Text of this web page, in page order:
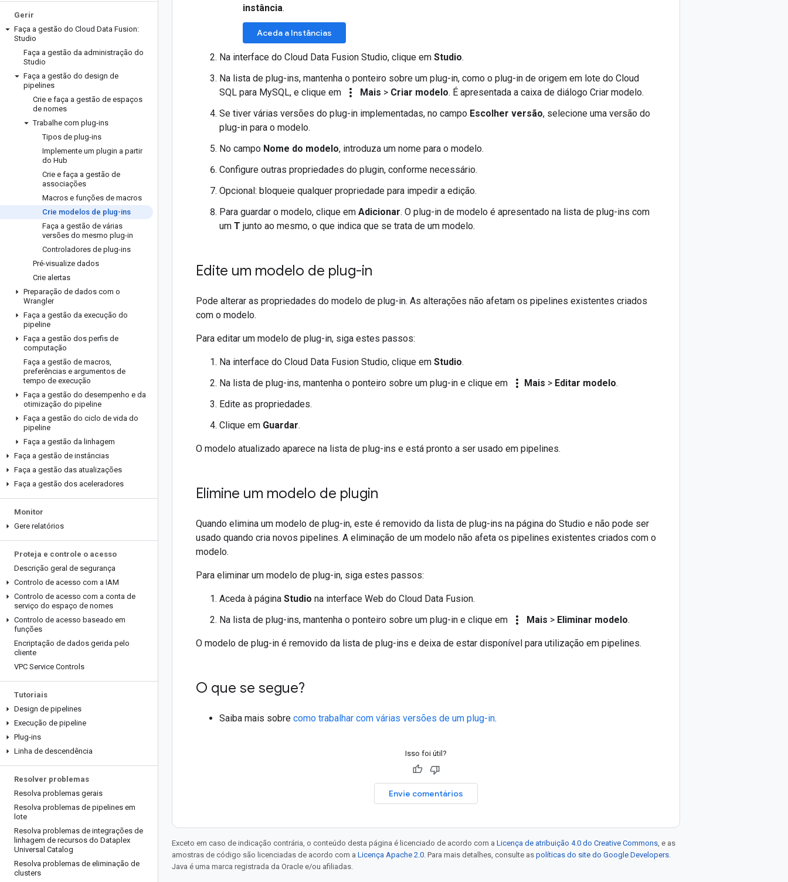
Gerir
Faça a gestão do Cloud Data Fusion:
Studio
Faça a gestão da administração do
Studio
Faça a gestão do design de
pipelines
Crie e faça a gestão de espaços
de nomes
Trabalhe com plug-ins
Tipos de plug-ins
Implemente um plugin a partir
do Hub
Crie e faça a gestão de
associações
Macros e funções de macros
Crie modelos de plug-ins
Faça a gestão de várias
versões do mesmo plug-in
Controladores de plug-ins
Pré-visualize dados
Crie alertas
Preparação de dados com o
Wrangler
Faça a gestão da execução do
pipeline
Faça a gestão dos perfis de
computação
Faça a gestão de macros,
preferências e argumentos de
tempo de execução
Faça a gestão do desempenho e da
otimização do pipeline
Faça a gestão do ciclo de vida do
pipeline
Faça a gestão da linhagem
Faça a gestão de instâncias
Faça a gestão das atualizações
Faça a gestão dos aceleradores
Monitor
Gere relatórios
Proteja e controle o acesso
Descrição geral de segurança
Controlo de acesso com a IAM
Controlo de acesso com a conta de
serviço do espaço de nomes
Controlo de acesso baseado em
funções
Encriptação de dados gerida pelo
cliente
VPC Service Controls
Tutoriais
Design de pipelines
Execução de pipeline
Plug-ins
Linha de descendência
Resolver problemas
Resolva problemas gerais
Resolva problemas de pipelines em
lote
Resolva problemas de integrações de
linhagem de recursos do Dataplex
Universal Catalog
Resolva problemas de eliminação de
clusters
instância.
Aceda a Instâncias
Na interface do Cloud Data Fusion Studio, clique em Studio.
Na lista de plug-ins, mantenha o ponteiro sobre um plug-in, como o plug-in de origem em lote do Cloud
SQL para MySQL, e clique em
more_vert Mais > Criar modelo. É apresentada a caixa de diálogo Criar modelo.
Se tiver várias versões do plug-in implementadas, no campo Escolher versão, selecione uma versão do
plug-in para o modelo.
No campo Nome do modelo, introduza um nome para o modelo.
Configure outras propriedades do plugin, conforme necessário.
Opcional: bloqueie qualquer propriedade para impedir a edição.
Para guardar o modelo, clique em Adicionar. O plug-in de modelo é apresentado na lista de plug-ins com
um T junto ao mesmo, o que indica que se trata de um modelo.
Edite um modelo de plug-in
Pode alterar as propriedades do modelo de plug-in. As alterações não afetam os pipelines existentes criados
com o modelo.
Para editar um modelo de plug-in, siga estes passos:
Na interface do Cloud Data Fusion Studio, clique em Studio.
Na lista de plug-ins, mantenha o ponteiro sobre um plug-in e clique em
more_vert Mais > Editar modelo.
Edite as propriedades.
Clique em Guardar.
O modelo atualizado aparece na lista de plug-ins e está pronto a ser usado em pipelines.
Elimine um modelo de plugin
Quando elimina um modelo de plug-in, este é removido da lista de plug-ins na página do Studio e não pode ser
usado quando cria novos pipelines. A eliminação de um modelo não afeta os pipelines existentes criados com o
modelo.
Para eliminar um modelo de plug-in, siga estes passos:
Aceda à página Studio na interface Web do Cloud Data Fusion.
Na lista de plug-ins, mantenha o ponteiro sobre um plug-in e clique em
more_vert Mais > Eliminar modelo.
O modelo de plug-in é removido da lista de plug-ins e deixa de estar disponível para utilização em pipelines.
O que se segue?
Saiba mais sobre como trabalhar com várias versões de um plug-in.
Isso foi útil?
Envie comentários
Exceto em caso de indicação contrária, o conteúdo desta página é licenciado de acordo com a Licença de atribuição 4.0 do Creative Commons, e as
amostras de código são licenciadas de acordo com a Licença Apache 2.0. Para mais detalhes, consulte as políticas do site do Google Developers.
Java é uma marca registrada da Oracle e/ou afiliadas.